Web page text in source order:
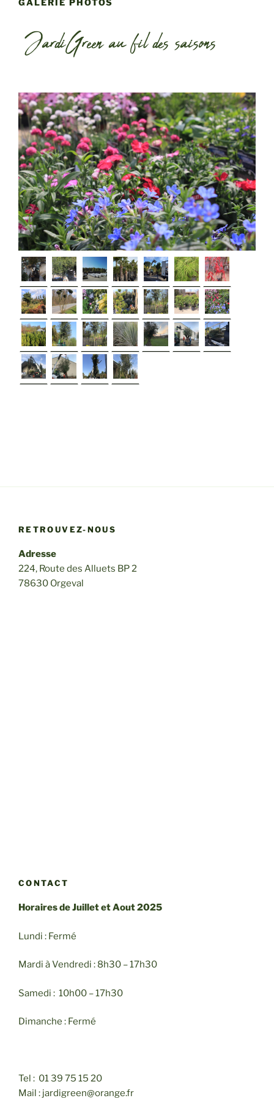
GALERIE PHOTOS
JardiGreen au fil des saisons
RETROUVEZ-NOUS
Adresse
224, Route des Alluets BP 2
78630 Orgeval
CONTACT
Horaires de Juillet et Aout 2025
Lundi : Fermé
Mardi à Vendredi : 8h30 – 17h30
Samedi : 10h00 – 17h30
Dimanche : Fermé
Tel : 01 39 75 15 20
Mail : jardigreen@orange.fr